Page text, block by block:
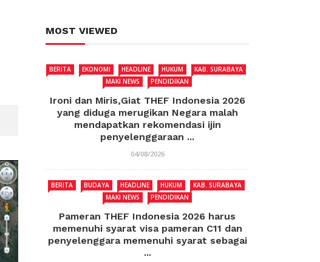
MOST VIEWED
BERITA EKONOMI HEADLINE HUKUM
KAB. SURABAYA
MAKI NEWS
PENDIDIKAN
Ironi dan Miris,Giat THEF Indonesia 2026
yang diduga merugikan Negara malah
mendapatkan rekomendasi ijin
penyelenggaraan ...
04/08/2026
BERITA BUDAYA HEADLINE HUKUM
KAB. SURABAYA
MAKI NEWS
PENDIDIKAN
Pameran THEF Indonesia 2026 harus
memenuhi syarat visa pameran C11 dan
penyelenggara memenuhi syarat sebagai
...